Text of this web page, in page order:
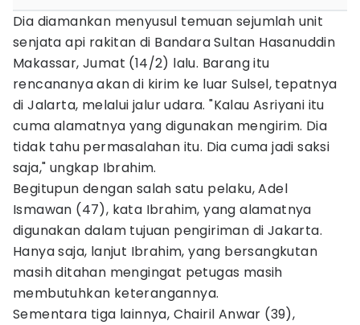
Dia diamankan menyusul temuan sejumlah unit
senjata api rakitan di Bandara Sultan Hasanuddin
Makassar, Jumat (14/2) lalu. Barang itu
rencananya akan di kirim ke luar Sulsel, tepatnya
di Jalarta, melalui jalur udara. "Kalau Asriyani itu
cuma alamatnya yang digunakan mengirim. Dia
tidak tahu permasalahan itu. Dia cuma jadi saksi
saja," ungkap Ibrahim.
Begitupun dengan salah satu pelaku, Adel
Ismawan (47), kata Ibrahim, yang alamatnya
digunakan dalam tujuan pengiriman di Jakarta.
Hanya saja, lanjut Ibrahim, yang bersangkutan
masih ditahan mengingat petugas masih
membutuhkan keterangannya.
Sementara tiga lainnya, Chairil Anwar (39),